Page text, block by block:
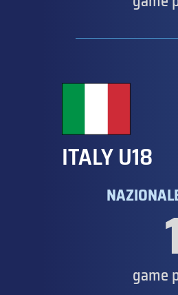
ITALY U18
game